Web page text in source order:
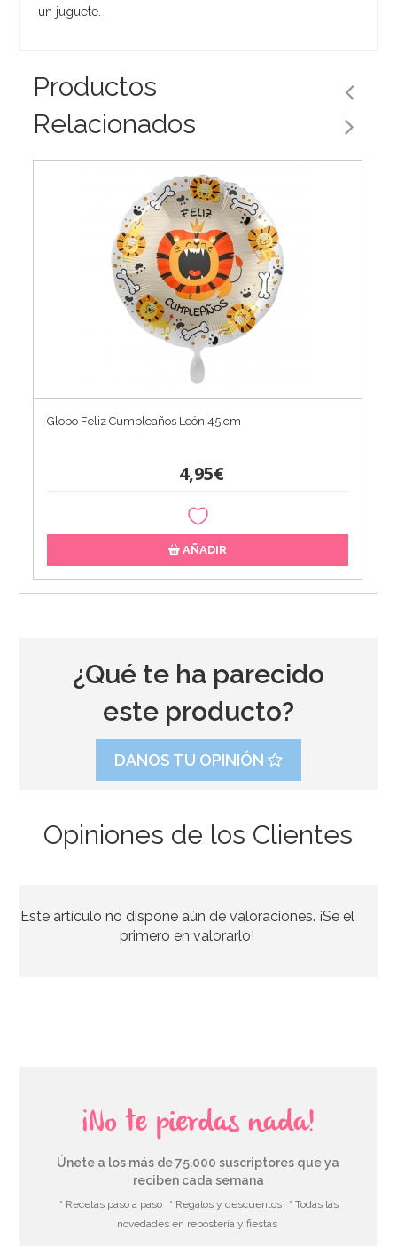
un juguete.
Productos
Relacionados
Globo Feliz Cumpleaños León 45 cm
4,95€
AÑADIR
4,50€
¿Qué te ha parecido
este producto?
DANOS TU OPINIÓN
Opiniones de los Clientes
Este artículo no dispone aún de valoraciones. ¡Se el
primero en valorarlo!
¡No te pierdas nada!
Únete a los más de 75.000 suscriptores que ya
reciben cada semana
* Recetas paso a paso * Regalos y descuentos
* Todas las
novedades en repostería y fiestas